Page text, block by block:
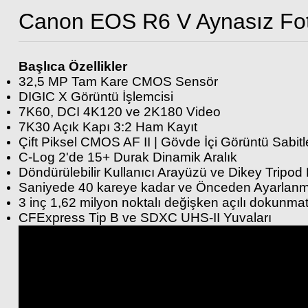
Canon RF 200-800mm f/6.3-9 IS USM Lens
107.499,00 TL
Canon EOS R6 V Aynasız
Başlıca Özellikler
32,5 MP Tam Kare CMOS Sensör
DIGIC X Görüntü İşlemcisi
7K60, DCI 4K120 ve 2K180 Video
7K30 Açık Kapı 3:2 Ham Kayıt
Çift Piksel CMOS AF II | Gövde İçi Görüntü
C-Log 2'de 15+ Durak Dinamik Aralık
Döndürülebilir Kullanıcı Arayüzü ve Dikey Tripod
Saniyede 40 kareye kadar ve Önceden
3 inç 1,62 milyon noktalı değişken açılı
CFExpress Tip B ve SDXC UHS-II Yuvaları